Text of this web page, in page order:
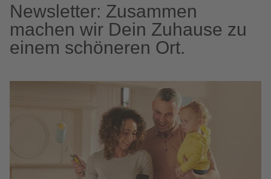
Newsletter: Zusammen
machen wir Dein Zuhause zu
einem schöneren Ort.